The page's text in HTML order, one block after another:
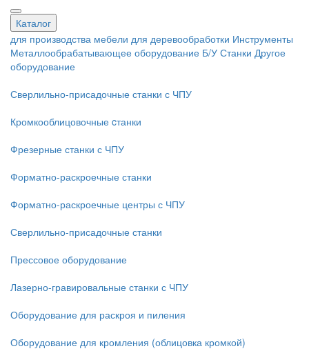
Каталог
для производства мебели для деревообработки Инструменты
Металлообрабатывающее оборудование Б/У Станки Другое
оборудование
Сверлильно-присадочные станки с ЧПУ
Кромкооблицовочные cтанки
Фрезерные станки с ЧПУ
Форматно-раскроечные станки
Форматно-раскроечные центры с ЧПУ
Сверлильно-присадочные станки
Прессовое оборудование
Лазерно-гравировальные станки с ЧПУ
Оборудование для раскроя и пиления
Оборудование для кромления (облицовка кромкой)